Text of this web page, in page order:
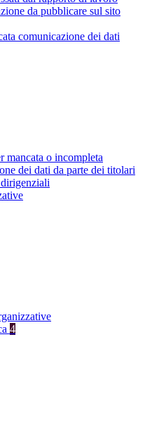
da pubblicare sul sito
comunicazione dei dati
mancata o incompleta
dei dati da parte dei titolari
4